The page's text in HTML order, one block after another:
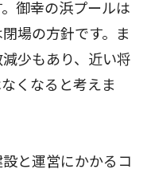
御幸の浜プールは
場の方針です。ま
少もあり、近い将
くなると考えま
と運営にかかるコ